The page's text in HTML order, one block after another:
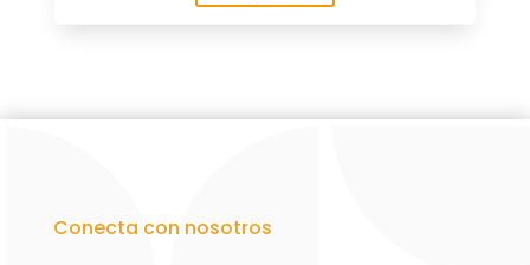
Conecta con nosotros